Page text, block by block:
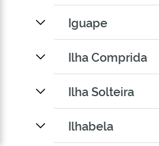
Iguape
Ilha Comprida
Ilha Solteira
Ilhabela